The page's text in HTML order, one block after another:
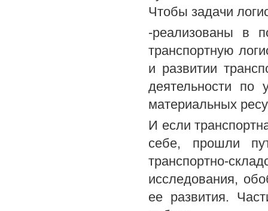
Чтобы задачи
-реализованы в
транспортную
и развитии
деятельности по
материальных
И если
себе, прошли
транспортно-
исследования,
ее развития.